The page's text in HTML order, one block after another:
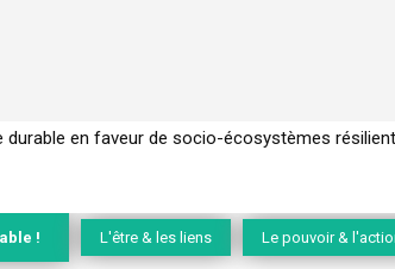
un modèle économique régénératif du vivant …
! L'être & les liens Le pouvoir &